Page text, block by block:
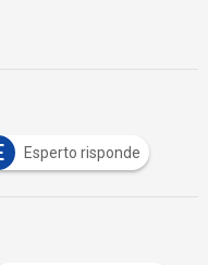
Esperto risponde